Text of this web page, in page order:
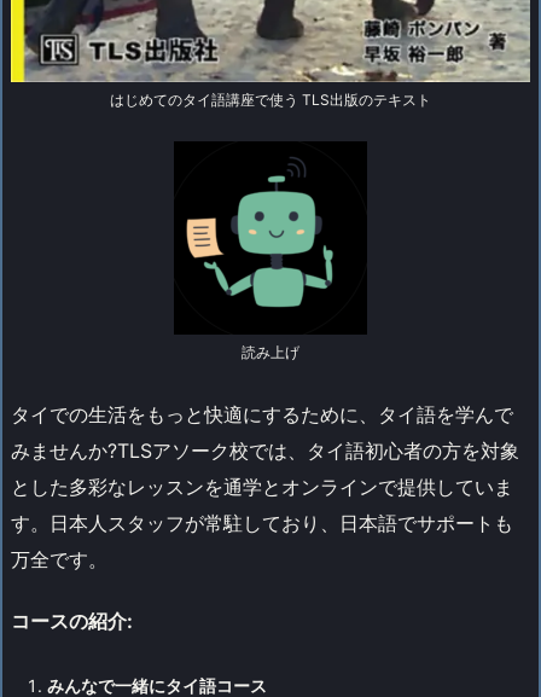
はじめてのタイ語講座で使う TLS出版のテキスト
読み上げ
タイでの生活をもっと快適にするために、タイ語を学んで
みませんか?TLSアソーク校では、タイ語初心者の方を対象
とした多彩なレッスンを通学とオンラインで提供していま
す。日本人スタッフが常駐しており、日本語でサポートも
万全です。
コースの紹介:
みんなで一緒にタイ語コース